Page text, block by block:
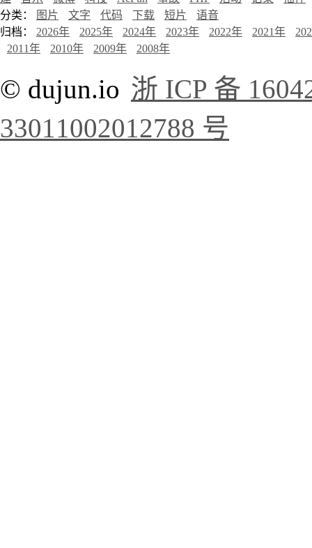
分类：
图片 文字 代码 下载 短片
语音
归档： 2026年 2025年 2024年 2023年 2022年 2021年
2011年
2010年 2009年 2008年
© dujun.io 浙 ICP 备
33011002012788 号